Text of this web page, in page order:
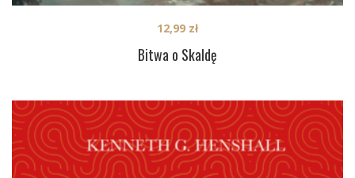
Bitwa o Skaldę
12,99 zł